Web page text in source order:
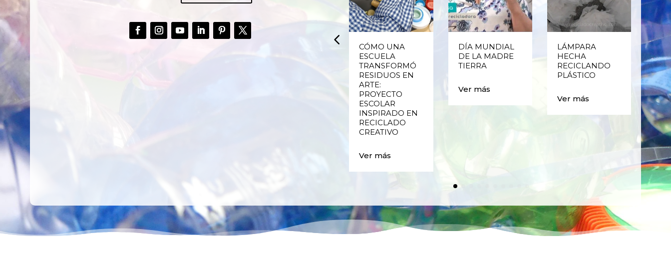
RECICLADO EN
CÓMO UNA
ESCUELA
TRANSFORMÓ
RESIDUOS EN
ARTE:
PROYECTO
ESCOLAR
INSPIRADO EN
RECICLADO
CREATIVO
Ver más
DÍA MUNDIAL
DE LA MADRE
TIERRA
Ver más
LÁMPARA
HECHA
RECICLANDO
PLÁSTICO
Ver más